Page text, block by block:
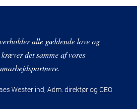
alle gældende love og
det samme af vores
Westerlind, Adm. direktør og CEO